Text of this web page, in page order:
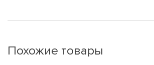
Похожие товары